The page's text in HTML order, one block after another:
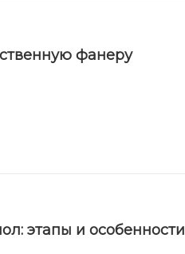
фанеру
этапы и особенности